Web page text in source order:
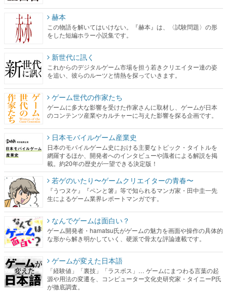
赫本
この物語を解いてはいけない。『赫本』は、〈試験問題〉の形
をした短編ホラー小説集です。
新世代に訊く
これからのデジタルゲーム市場を担う若きクリエイター達の姿
を追い、彼らのルーツと情熱を探っていきます。
ゲーム世代の作家たち
ゲームに多大な影響を受けた作家さんに取材し、ゲームが日本
のコンテンツ産業やカルチャーに与えた影響を探る企画です。
日本モバイルゲーム産業史
日本のモバイルゲーム史における主要なトピック・タイトルを
網羅するほか、開発者へのインタビューや識者による解説を掲
載。約20年の歴史が一望できる決定版！
若ゲのいたり〜ゲームクリエイターの青春〜
『うつヌケ』『ペンと箸』等で知られるマンガ家・田中圭一先
生によるゲーム業界レポートマンガです。
なんでゲームは面白い？
ゲーム開発者・hamatsu氏がゲームの魅力を画面や操作の具体的
な形から解き明かしていく、硬派で骨太な評論連載です。
ゲームが変えた日本語
「経験値」「裏技」「ラスボス」… ゲームにまつわる言葉の起
源や用法の変遷を、コンピューター文化史研究家・タイニーP氏
が徹底調査。